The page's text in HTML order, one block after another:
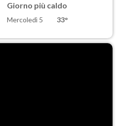
Giorno più caldo
Mercoledì 5 33°